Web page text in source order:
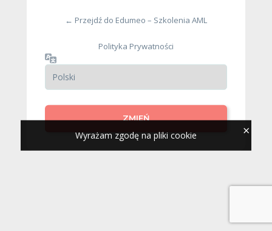
← Przejdź do Edumeo – Szkolenia AML
Polityka Prywatności
Wyrażam zgodę na pliki cookie ×